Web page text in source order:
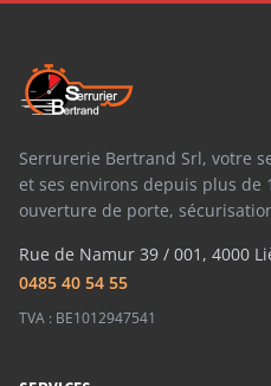
Serrurerie Bertrand Srl, votre
et ses environs depuis plus de
ouverture de porte,
Rue de Namur 39 / 001, 4000
0485 40 54 55
TVA : BE1012947541